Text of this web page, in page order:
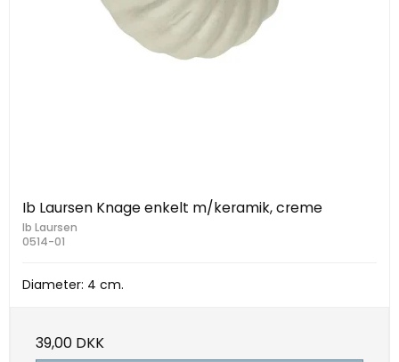
Ib Laursen Knage enkelt m/keramik, creme
Ib Laursen
0514-01
Diameter: 4 cm.
39,00 DKK